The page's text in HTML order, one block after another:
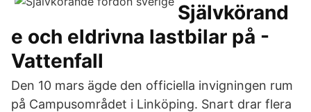
Självkörand
e och eldrivna lastbilar på -
Vattenfall
Den 10 mars ägde den officiella invigningen rum
på Campusområdet i Linköping. Snart drar flera